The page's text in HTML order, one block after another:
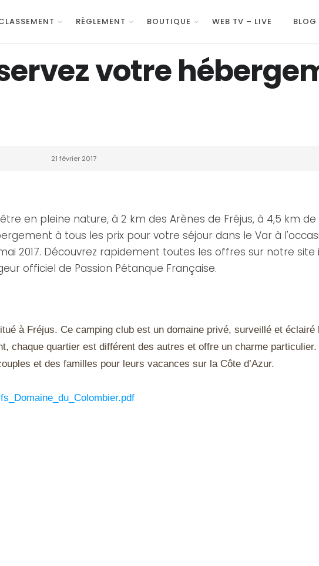
RÈGLEMENT BOUTIQUE WEB TV – LIVE BLOG
votre
21 février 2017
en pleine nature, à 2 km des Arènes de Fréjus, à 4,5 km
à tous les prix pour votre séjour dans le Var à
2017. Découvrez rapidement toutes les offres sur notre
officiel de Passion Pétanque Française.
à Fréjus. Ce camping club est un domaine privé, surveillé et éclairé
chaque quartier est différent des autres et offre un charme
et des familles pour leurs vacances sur la Côte d’Azur.